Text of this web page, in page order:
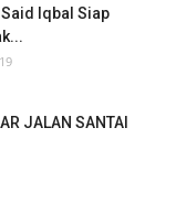
Said Iqbal Siap
19
JALAN SANTAI